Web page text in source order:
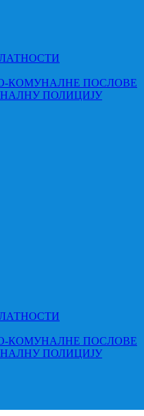
КОМУНАЛНЕ ПОСЛОВЕ
ПОЛИЦИЈУ
КОМУНАЛНЕ ПОСЛОВЕ
ПОЛИЦИЈУ